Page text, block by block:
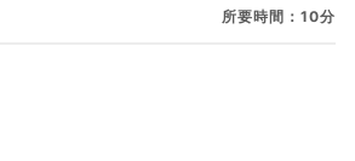
所要時間：10分